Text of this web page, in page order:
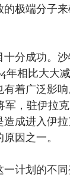
极端分子
分成功。
年相比大大
着广泛影响
军，驻伊拉
成进入伊
因之一。
计划的不